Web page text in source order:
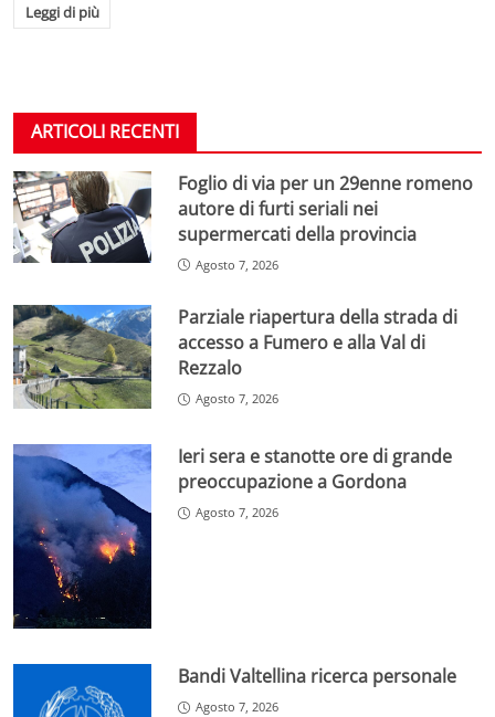
Leggi di più
ARTICOLI RECENTI
Foglio di via per un 29enne romeno
autore di furti seriali nei
supermercati della provincia
Agosto 7, 2026
Parziale riapertura della strada di
accesso a Fumero e alla Val di
Rezzalo
Agosto 7, 2026
Ieri sera e stanotte ore di grande
preoccupazione a Gordona
Agosto 7, 2026
Bandi Valtellina ricerca personale
Agosto 7, 2026